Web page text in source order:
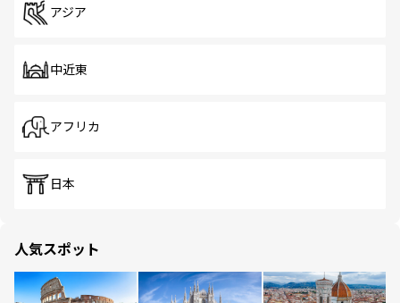
アジア
中近東
アフリカ
日本
人気スポット